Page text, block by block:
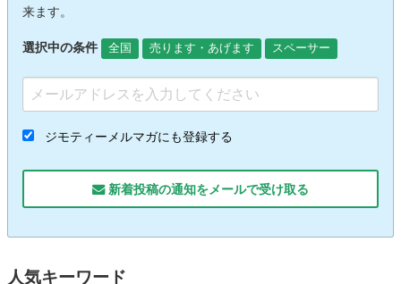
来ます。
選択中の条件 全国 売ります・あげます スペーサー
ジモティーメルマガにも登録する
新着投稿の通知をメールで受け取る
人気キーワード